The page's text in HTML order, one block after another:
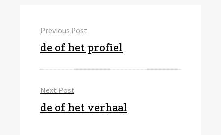
navigatie
Previous Post
Previous
de of het profiel
Next Post
Next
de of het verhaal